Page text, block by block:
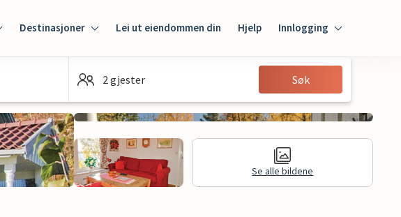
Destinasjoner Lei ut eiendommen din Hjelp Innlogging
Innlogging
Gjest
2 gjester Søk
Se alle bildene